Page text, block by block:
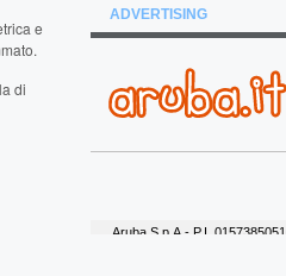
e
di
ADVERTISING